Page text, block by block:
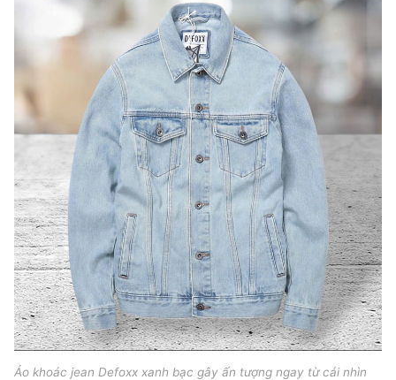
Áo khoác jean Defoxx xanh bạc gây ấn tượng ngay từ cái nhìn